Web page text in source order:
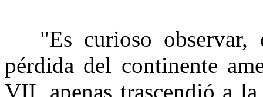
"Es curioso observar,
pérdida del continente
VII, apenas trascendió a